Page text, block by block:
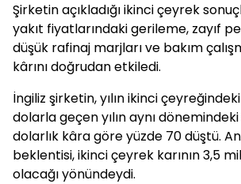
Şirketin açıkladığı ikinci çeyrek
yakıt fiyatlarındaki gerileme, zayıf
düşük rafinaj marjları ve bakım
kârını doğrudan etkiledi.
İngiliz şirketin, yılın ikinci
dolarla geçen yılın aynı
dolarlık kâra göre yüzde 70 düştü.
beklentisi, ikinci çeyrek karının 3,5
olacağı yönündeydi.